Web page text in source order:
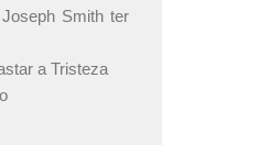
Smith ter
a Tristeza